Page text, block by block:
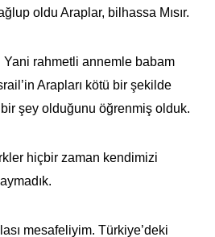
oldu Araplar, bilhassa Mısır.
rahmetli annemle babam
Arapları kötü bir şekilde
şey olduğunu öğrenmiş olduk.
hiçbir zaman kendimizi
mesafeliyim. Türkiye’deki